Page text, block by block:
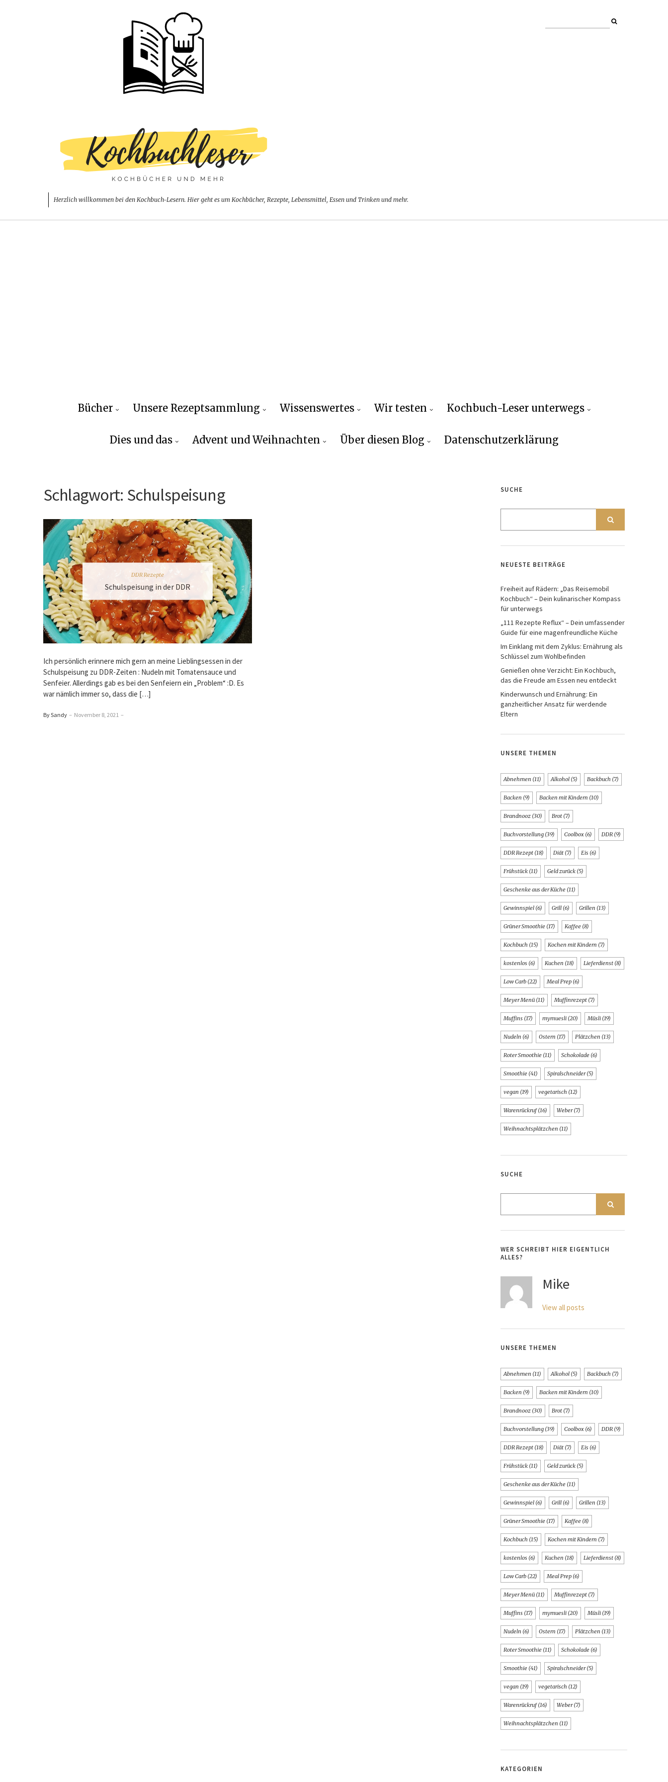
Herzlich willkommen bei den Kochbuch-Lesern. Hier geht es um Kochbücher, Rezepte, Lebensmittel, Essen und Trinken und mehr.
Bücher Unsere Rezeptsammlung Wissenswertes Wir testen Kochbuch-Leser unterwegs
Dies und das Advent und Weihnachten Über diesen Blog Datenschutzerklärung
Schlagwort: Schulspeisung
DDR Rezepte
Schulspeisung in der DDR
Ich persönlich erinnere mich gern an meine Lieblingsessen in der
Schulspeisung zu DDR-Zeiten : Nudeln mit Tomatensauce und
Senfeier. Allerdings gab es bei den Senfeiern ein „Problem“ :D. Es
war nämlich immer so, dass die […]
By Sandy – November 8, 2021 –
SUCHE
NEUESTE BEITRÄGE
Freiheit auf Rädern: „Das Reisemobil
Kochbuch“ – Dein kulinarischer Kompass
für unterwegs
„111 Rezepte Reflux“ – Dein umfassender
Guide für eine magenfreundliche Küche
Im Einklang mit dem Zyklus: Ernährung als
Schlüssel zum Wohlbefinden
Genießen ohne Verzicht: Ein Kochbuch,
das die Freude am Essen neu entdeckt
Kinderwunsch und Ernährung: Ein
ganzheitlicher Ansatz für werdende
Eltern
UNSERE THEMEN
Abnehmen (11) Alkohol (5) Backbuch (7)
Backen (9) Backen mit Kindern (10)
Brandnooz (30) Brot (7)
Buchvorstellung (39) Coolbox (6) DDR (9)
DDR Rezept (18) Diät (7) Eis (6)
Frühstück (11) Geld zurück (5)
Geschenke aus der Küche (11)
Gewinnspiel (6) Grill (6) Grillen (13)
Grüner Smoothie (17) Kaffee (8)
Kochbuch (15) Kochen mit Kindern (7)
kostenlos (6) Kuchen (18) Lieferdienst (8)
Low Carb (22) Meal Prep (6)
Meyer Menü (11) Muffinrezept (7)
Muffins (17) mymuesli (20) Müsli (19)
Nudeln (6) Ostern (17) Plätzchen (13)
Roter Smoothie (11) Schokolade (6)
Smoothie (41) Spiralschneider(5)
vegan (19) vegetarisch (12)
Warenrückruf(16) Weber(7)
Weihnachtsplätzchen (11)
SUCHE
WER SCHREIBT HIER EIGENTLICH
ALLES?
Mike
View all posts
UNSERE THEMEN
Abnehmen (11) Alkohol (5) Backbuch (7)
Backen (9) Backen mit Kindern (10)
Brandnooz (30) Brot (7)
Buchvorstellung (39) Coolbox (6) DDR (9)
DDR Rezept (18) Diät (7) Eis (6)
Frühstück (11) Geld zurück (5)
Geschenke aus der Küche (11)
Gewinnspiel (6) Grill (6) Grillen (13)
Grüner Smoothie (17) Kaffee (8)
Kochbuch (15) Kochen mit Kindern (7)
kostenlos (6) Kuchen (18) Lieferdienst (8)
Low Carb (22) Meal Prep (6)
Meyer Menü (11) Muffinrezept (7)
Muffins (17) mymuesli (20) Müsli (19)
Nudeln (6) Ostern (17) Plätzchen (13)
Roter Smoothie (11) Schokolade (6)
Smoothie (41) Spiralschneider(5)
vegan (19) vegetarisch (12)
Warenrückruf(16) Weber(7)
Weihnachtsplätzchen (11)
KATEGORIEN